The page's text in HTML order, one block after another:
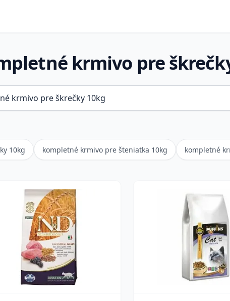
krmivo pre
10kg kompletné krmivo pre šteniatka 10kg kompletné